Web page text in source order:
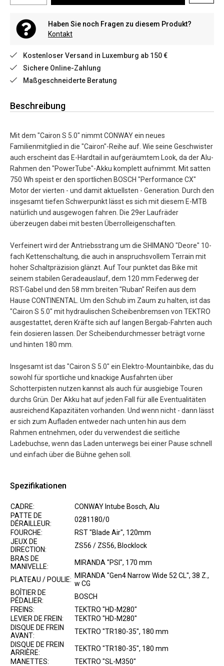
Haben Sie noch Fragen zu diesem Produkt?
Kontakt
Kostenloser Versand in Luxemburg ab 150 €
Sichere Online-Zahlung
Maßgeschneiderte Beratung
Beschreibung
Mit dem "Cairon S 5.0" nimmt CONWAY ein neues
Familienmitglied in die "Cairon"-Reihe auf. Wie seine Geschwister
auch erscheint das E-Hardtail in aufgeräumtem Look, da der Alu-
Rahmen den "PowerTube"-Akku komplett aufnimmt. Mit satten
750 Wh speist er den sportlichen BOSCH "Performance CX"
Motor der vierten - und damit aktuellsten - Generation. Durch den
insgesamt tiefen Schwerpunkt lässt es sich mit diesem E-MTB
natürlich und ausgewogen fahren. Die 29er Laufräder
überzeugen dabei mit besten Überrolleigenschaften.
Verfeinert wird der Antriebsstrang um die SHIMANO "Deore" 10-
fach Kettenschaltung, die auch in anspruchsvollem Terrain mit
hoher Schaltpräzision glänzt. Auf Tour punktet das Bike mit
seinem stabilen Geradeauslauf, dem 120 mm Federweg der
RST-Gabel und den 58 mm breiten "Ruban" Reifen aus dem
Hause CONTINENTAL. Um den Schub im Zaum zu halten, ist das
"Cairon S 5.0" mit hydraulischen Scheibenbremsen von TEKTRO
ausgestattet, deren Kräfte sich auf langen Bergab-Fahrten auch
fein dosieren lassen. Der Scheibendurchmesser beträgt vorne
und hinten 180 mm.
Insgesamt ist das "Cairon S 5.0" ein Elektro-Mountainbike, das du
sowohl für sportliche und knackige Ausfahrten über
Schotterpisten nutzen kannst als auch für ausgiebige Touren
durchs Grün. Der Akku hat auf jeden Fall für alle Eventualitäten
ausreichend Kapazitäten vorhanden. Und wenn nicht - dann lässt
er sich zum Aufladen entweder nach unten hin aus dem
Rahmen entnehmen, oder du verwendest die seitliche
Ladebuchse, wenn das Laden unterwegs bei einer Pause schnell
und einfach über die Bühne gehen soll.
Spezifikationen
CADRE:
CONWAY Intube Bosch, Alu
PATTE DE
DÉRAILLEUR:
0281180/0
FOURCHE:
RST "Blade Air", 120mm
JEUX DE
DIRECTION:
ZS56 / ZS56, Blocklock
BRAS DE
MANIVELLE:
MIRANDA "PSI", 170 mm
PLATEAU / POULIE: MIRANDA "Gen4 Narrow Wide 52 CL", 38 Z.,
w CG
BOÎTIER DE
PÉDALIER:
BOSCH
FREINS:
TEKTRO "HD-M280"
LEVIER DE FREIN:
TEKTRO "HD-M280"
DISQUE DE FREIN
AVANT:
TEKTRO "TR180-35", 180 mm
DISQUE DE FREIN
ARRIÈRE:
TEKTRO "TR180-35", 180 mm
MANETTES:
TEKTRO "SL-M350"